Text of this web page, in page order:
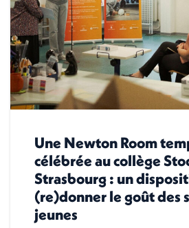
Une Newton Room
célébrée au collège
Strasbourg : un
(re)donner le goût des
jeunes